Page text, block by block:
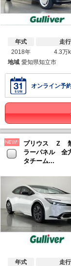
年式
2018年
走行
4.3万
地域 愛知県知立市
オンライン予
NEW!!
プリウス Ｚ
ラーパネル 全
タチーム...
年式
走行